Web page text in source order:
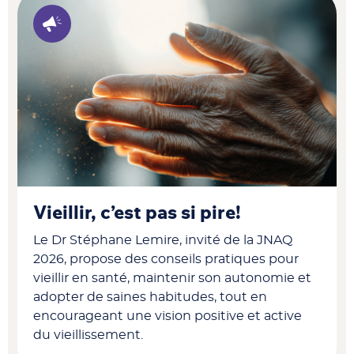
Vieillir, c’est pas si pire!
Le Dr Stéphane Lemire, invité de la JNAQ
2026, propose des conseils pratiques pour
vieillir en santé, maintenir son autonomie et
adopter de saines habitudes, tout en
encourageant une vision positive et active
du vieillissement.